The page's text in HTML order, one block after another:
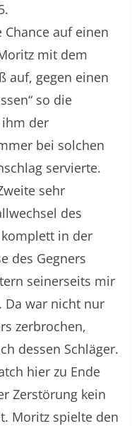
auf einen
mit dem
auf, gegen einen
so die
ihm der
bei solchen
servierte.
sehr
des
in der
des Gegners
seinerseits mir
Da war nicht nur
zerbrochen,
dessen Schläger.
hier zu Ende
Zerstörung kein
Moritz spielte den